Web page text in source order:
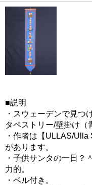
■説明
・スウェーデンで見つ
タペストリー/壁掛け（
・作者は【ULLAS/
があります。
・子供サンタの一日？
力的。
・ベル付き。